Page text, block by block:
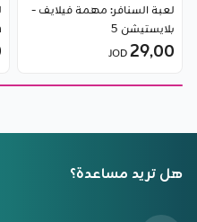
لعبة السنافر: مهمة فيلايف -
بلايستيشن 5
29٫00
هل تريد مساعدة؟